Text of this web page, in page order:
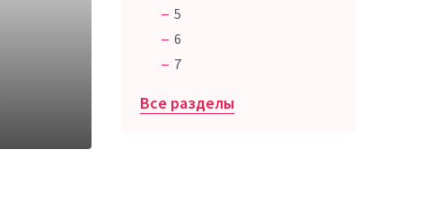
5
6
7
Все разделы